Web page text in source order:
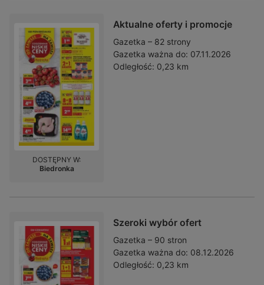
Aktualne oferty i promocje
Gazetka – 82 strony
Gazetka ważna do: 07.11.2026
Odległość: 0,23 km
DOSTĘPNY W:
Biedronka
Szeroki wybór ofert
Gazetka – 90 stron
Gazetka ważna do: 08.12.2026
Odległość: 0,23 km